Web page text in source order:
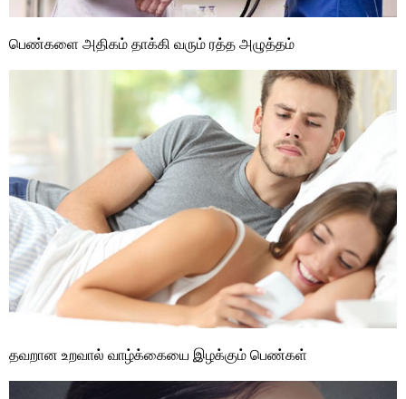
பெண்களை அதிகம் தாக்கி வரும் ரத்த அழுத்தம்
தவறான உறவால் வாழ்க்கையை இழக்கும் பெண்கள்